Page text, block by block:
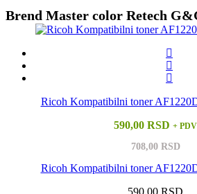
Brend Master color Retech
Ricoh Kompatibilni toner
590,00 RSD + PDV
708,00 RSD
Ricoh Kompatibilni toner
590,00 RSD